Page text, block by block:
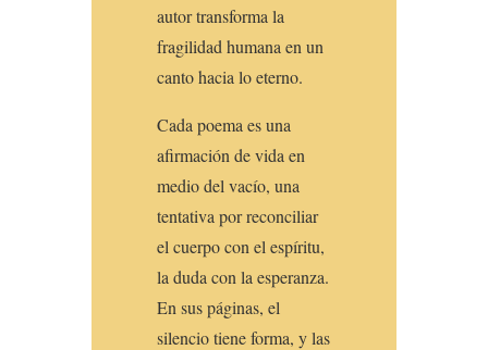
autor transforma la
fragilidad humana en un
canto hacia lo eterno.
Cada poema es una
afirmación de vida en
medio del vacío, una
tentativa por reconciliar
el cuerpo con el espíritu,
la duda con la esperanza.
En sus páginas, el
silencio tiene forma, y las